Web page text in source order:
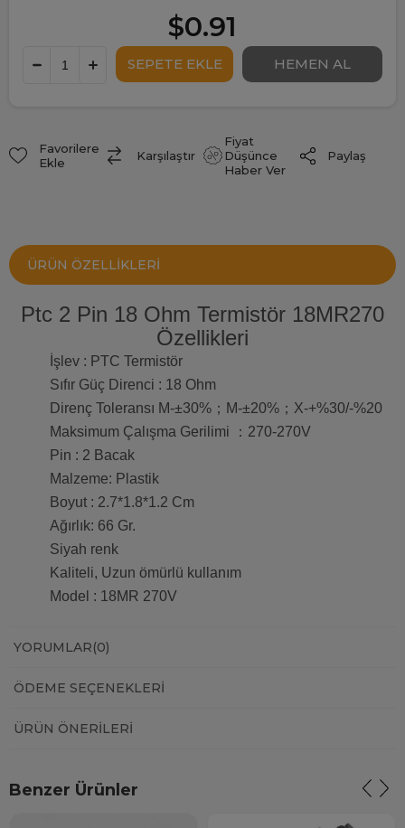
$0.91
Favorilere
Ekle
Karşılaştır
Fiyat
Düşünce
Haber Ver
Paylaş
ÜRÜN ÖZELLIKLERI
Ptc 2 Pin 18 Ohm Termistör 18MR270
Özellikleri
İşlev : PTC Termistör
Sıfır Güç Direnci : 18 Ohm
Direnç Toleransı M-±30%；M-±20%；X-+%30/-%20
Maksimum Çalışma Gerilimi ：270-270V
Pin : 2 Bacak
Malzeme: Plastik
Boyut : 2.7*1.8*1.2 Cm
Ağırlık: 66 Gr.
Siyah renk
Kaliteli, Uzun ömürlü kullanım
Model : 18MR 270V
YORUMLAR(0)
ÖDEME SEÇENEKLERI
ÜRÜN ÖNERILERI
Benzer Ürünler